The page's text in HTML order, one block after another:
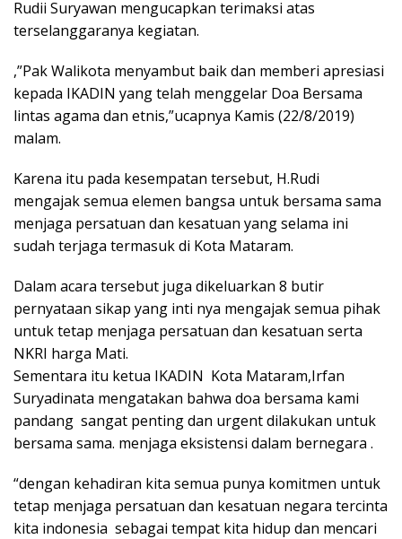
Rudii Suryawan mengucapkan terimaksi atas
terselanggaranya kegiatan.
,”Pak Walikota menyambut baik dan memberi apresiasi
kepada IKADIN yang telah menggelar Doa Bersama
lintas agama dan etnis,”ucapnya Kamis (22/8/2019)
malam.
Karena itu pada kesempatan tersebut, H.Rudi
mengajak semua elemen bangsa untuk bersama sama
menjaga persatuan dan kesatuan yang selama ini
sudah terjaga termasuk di Kota Mataram.
Dalam acara tersebut juga dikeluarkan 8 butir
pernyataan sikap yang inti nya mengajak semua pihak
untuk tetap menjaga persatuan dan kesatuan serta
NKRI harga Mati.
Sementara itu ketua IKADIN Kota Mataram,Irfan
Suryadinata mengatakan bahwa doa bersama kami
pandang sangat penting dan urgent dilakukan untuk
bersama sama. menjaga eksistensi dalam bernegara .
“dengan kehadiran kita semua punya komitmen untuk
tetap menjaga persatuan dan kesatuan negara tercinta
kita indonesia sebagai tempat kita hidup dan mencari